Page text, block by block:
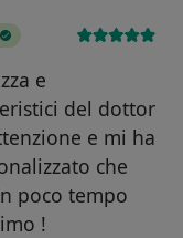
e
del dottor
e mi ha
che
poco tempo
!